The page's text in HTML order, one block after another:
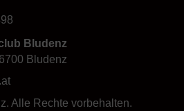
Bludenz
Bludenz
Alle Rechte vorbehalten.